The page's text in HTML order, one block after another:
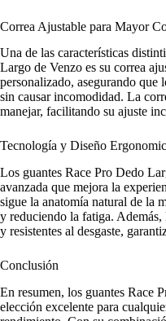
Correa Ajustable para Mayor
Una de las características
Largo de Venzo es su correa
personalizado, asegurando que
sin causar incomodidad. La
manejar, facilitando su ajuste
Tecnología y Diseño
Los guantes Race Pro Dedo
avanzada que mejora la
sigue la anatomía natural de la
y reduciendo la fatiga.
y resistentes al desgaste,
Conclusión
En resumen, los guantes Race
elección excelente para